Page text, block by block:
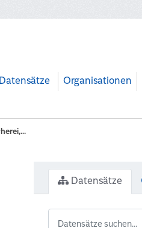
Datensätze Organisationen
Datensätze